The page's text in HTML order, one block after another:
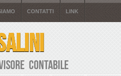
CONTATTI LINK
Contabile